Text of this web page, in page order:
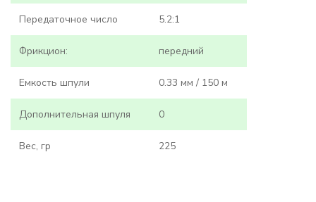
Передаточное число 5.2:1
Фрикцион: передний
Емкость шпули 0.33 мм / 150 м
Дополнительная шпуля 0
Вес, гр 225